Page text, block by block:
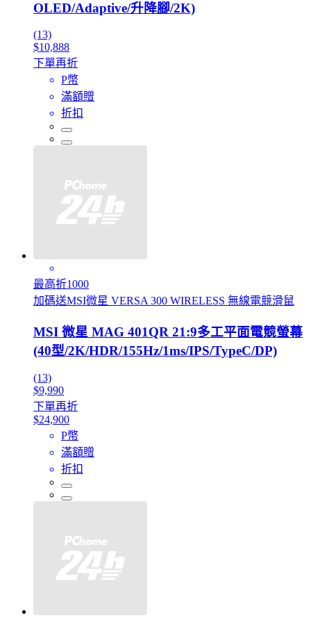
OLED/Adaptive/升降腳/2K)
(13)
$10,888
下單再折
P幣
滿額贈
折扣
最高折1000
加碼送MSI微星 VERSA 300 WIRELESS 無線電競滑鼠
MSI 微星 MAG 401QR 21:9多工平面電競螢幕
(40型/2K/HDR/155Hz/1ms/IPS/TypeC/DP)
(13)
$9,990
下單再折
$24,900
P幣
滿額贈
折扣